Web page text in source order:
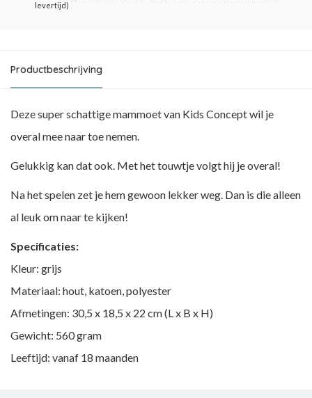
levertijd)
Productbeschrijving
Deze super schattige mammoet van Kids Concept wil je
overal mee naar toe nemen.
Gelukkig kan dat ook. Met het touwtje volgt hij je overal!
Na het spelen zet je hem gewoon lekker weg. Dan is die alleen
al leuk om naar te kijken!
Specificaties:
Kleur: grijs
Materiaal: hout, katoen, polyester
Afmetingen: 30,5 x 18,5 x 22 cm (L x B x H)
Gewicht: 560 gram
Leeftijd: vanaf 18 maanden